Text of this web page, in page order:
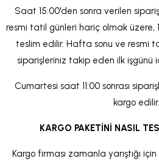
Saat 15:00'den sonra verilen
resmi tatil günleri hariç olmak üzere,
teslim edilir. Hafta sonu ve resmi
siparişleriniz takip eden ilk işgünü
Cumartesi saat 11:00 sonrası
kargo edilir.
KARGO PAKETİNİ NASIL
Kargo firması zamanla yarıştığı